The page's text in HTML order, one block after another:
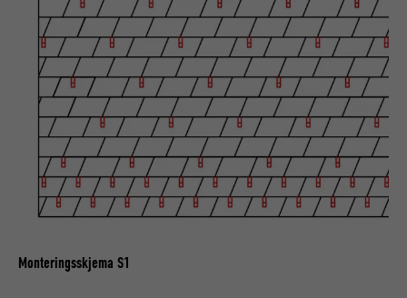
Monteringsskjema S1